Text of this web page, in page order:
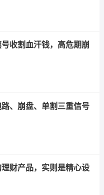
收割血汗钱，高危期崩
、崩盘、单割三重信号
财产品，实则是精心设